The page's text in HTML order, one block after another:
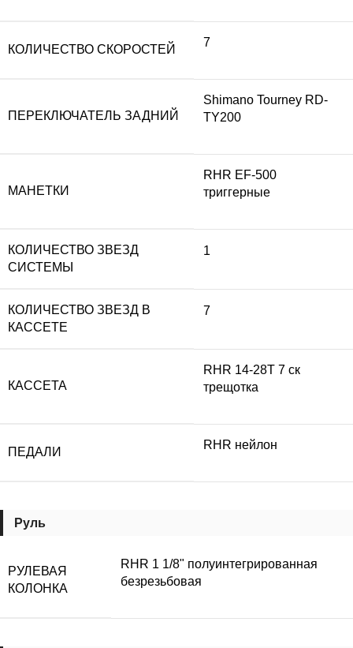
КОЛИЧЕСТВО СКОРОСТЕЙ
7
ПЕРЕКЛЮЧАТЕЛЬ ЗАДНИЙ
Shimano Tourney RD-
TY200
МАНЕТКИ
RHR EF-500
триггерные
КОЛИЧЕСТВО ЗВЕЗД
СИСТЕМЫ
1
КОЛИЧЕСТВО ЗВЕЗД В
КАССЕТЕ
7
КАССЕТА
RHR 14-28T 7 ск
трещотка
ПЕДАЛИ
RHR нейлон
Руль
РУЛЕВАЯ
КОЛОНКА
RHR 1 1/8" полуинтегрированная
безрезьбовая